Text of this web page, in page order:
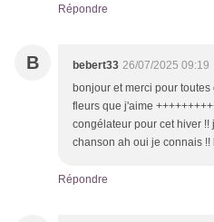
Répondre
B bebert33 26/07/2025 09:19
bonjour et merci pour
fleurs que j'aime
congélateur pour cet hiver !!
chanson ah oui je connais !!
Répondre